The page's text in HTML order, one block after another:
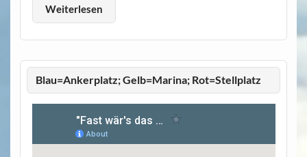
Weiterlesen
Blau=Ankerplatz; Gelb=Marina; Rot=Stellplatz